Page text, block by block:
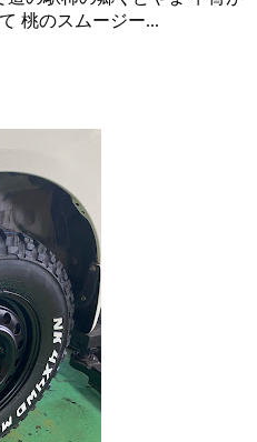
桃のスムージー...